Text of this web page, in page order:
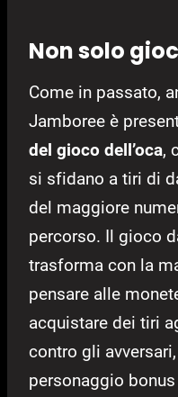
Non solo
Come in passato,
Jamboree è
del gioco dell’oca,
si sfidano a tiri di
del maggiore
percorso. Il gioco
trasforma con la
pensare alle
acquistare dei tiri
contro gli
personaggio